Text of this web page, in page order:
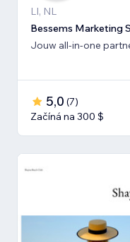
LI, NL
Bessems Marketing
Jouw all-in-one
5,0 (7)
Začíná na 300 $